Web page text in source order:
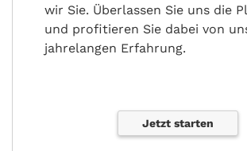
wir Sie. Überlassen Sie uns die
und profitieren Sie dabei von
jahrelangen Erfahrung.
Jetzt starten